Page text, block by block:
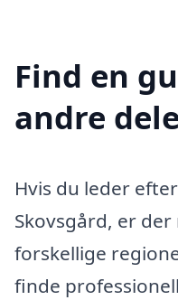
Find en
andre
Hvis du leder
Skovsgård, er
forskellige
finde